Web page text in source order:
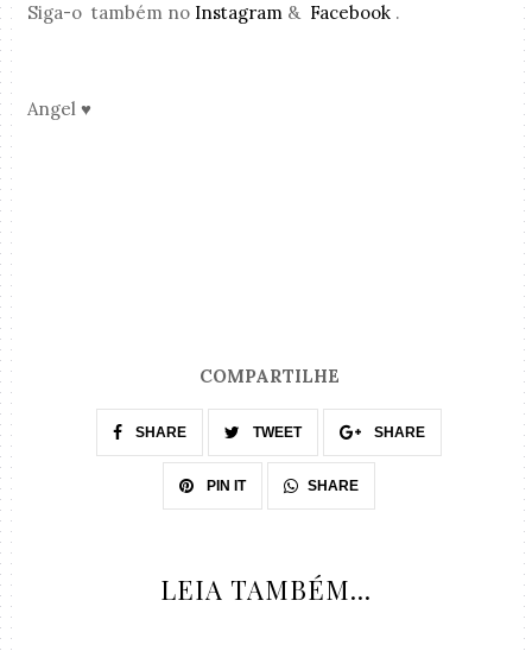
Siga-o também no Instagram & Facebook .
Angel ♥
COMPARTILHE
SHARE TWEET SHARE
PIN IT SHARE
LEIA TAMBÉM...